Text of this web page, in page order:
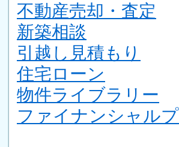
不動産売却・査定
新築相談
引越し見積もり
住宅ローン
物件ライブラリー
ファイナンシャル